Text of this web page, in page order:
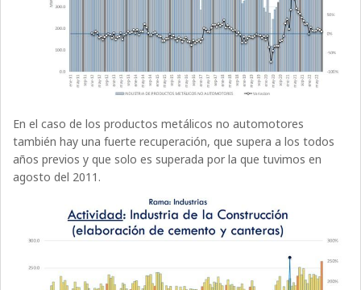
En el caso de los productos metálicos no automotores
también hay una fuerte recuperación, que supera a los todos
años previos y que solo es superada por la que tuvimos en
agosto del 2011.